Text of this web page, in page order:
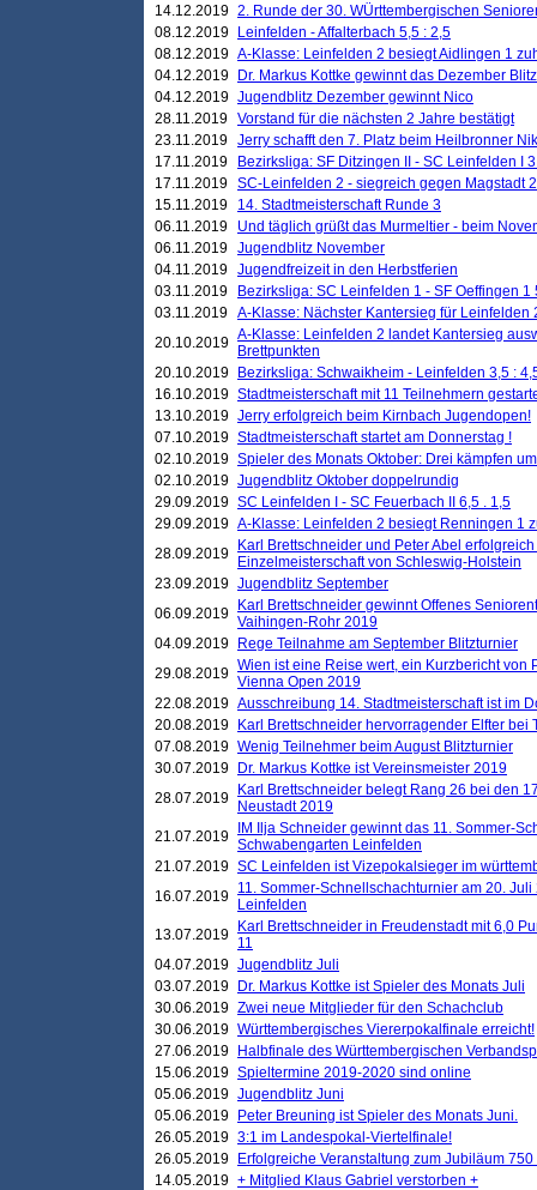
14.12.2019 2. Runde der 30. WÜrttembergischen
08.12.2019
Leinfelden - Affalterbach 5,5 : 2,5
08.12.2019 A-Klasse: Leinfelden 2 besiegt Aidlingen 1
04.12.2019
Dr. Markus Kottke gewinnt das Dezember
04.12.2019 Jugendblitz Dezember gewinnt Nico
28.11.2019 Vorstand für die nächsten 2 Jahre bestätigt
23.11.2019 Jerry schafft den 7. Platz beim Heilbronner
17.11.2019
Bezirksliga: SF Ditzingen II - SC Leinfelden I
17.11.2019 SC-Leinfelden 2 - siegreich gegen Magstadt 2
15.11.2019
14. Stadtmeisterschaft Runde 3
06.11.2019
Und täglich grüßt das Murmeltier - beim
06.11.2019 Jugendblitz November
04.11.2019 Jugendfreizeit in den Herbstferien
03.11.2019
Bezirksliga: SC Leinfelden 1 - SF Oeffingen 1
03.11.2019 A-Klasse: Nächster Kantersieg für Leinfelden
20.10.2019 A-Klasse: Leinfelden 2 landet Kantersieg
Brettpunkten
20.10.2019
Bezirksliga: Schwaikheim - Leinfelden 3,5 :
16.10.2019 Stadtmeisterschaft mit 11 Teilnehmern
13.10.2019 Jerry erfolgreich beim Kirnbach Jugendopen!
07.10.2019 Stadtmeisterschaft startet am Donnerstag !
02.10.2019 Spieler des Monats Oktober: Drei kämpfen
02.10.2019 Jugendblitz Oktober doppelrundig
29.09.2019 SC Leinfelden I - SC Feuerbach II 6,5 . 1,5
29.09.2019 A-Klasse: Leinfelden 2 besiegt Renningen 1
28.09.2019
Karl Brettschneider und Peter Abel
Einzelmeisterschaft von Schleswig-Holstein
23.09.2019 Jugendblitz September
06.09.2019
Karl Brettschneider gewinnt Offenes
Vaihingen-Rohr 2019
04.09.2019
Rege Teilnahme am September Blitzturnier
29.08.2019 Wien ist eine Reise wert, ein Kurzbericht von
Vienna Open 2019
22.08.2019 Ausschreibung 14. Stadtmeisterschaft ist im
20.08.2019
Karl Brettschneider hervorragender Elfter bei
07.08.2019 Wenig Teilnehmer beim August Blitzturnier
30.07.2019
Dr. Markus Kottke ist Vereinsmeister 2019
28.07.2019
Karl Brettschneider belegt Rang 26 bei den
Neustadt 2019
21.07.2019
IM Ilja Schneider gewinnt das 11. Sommer-
Schwabengarten Leinfelden
21.07.2019 SC Leinfelden ist Vizepokalsieger im
16.07.2019 11. Sommer-Schnellschachturnier am 20.
Leinfelden
13.07.2019
Karl Brettschneider in Freudenstadt mit 6,0
11
04.07.2019 Jugendblitz Juli
03.07.2019
Dr. Markus Kottke ist Spieler des Monats Juli
30.06.2019 Zwei neue Mitglieder für den Schachclub
30.06.2019 Württembergisches Viererpokalfinale erreicht!
27.06.2019
Halbfinale des Württembergischen
15.06.2019 Spieltermine 2019-2020 sind online
05.06.2019 Jugendblitz Juni
05.06.2019
Peter Breuning ist Spieler des Monats Juni.
26.05.2019 3:1 im Landespokal-Viertelfinale!
26.05.2019
Erfolgreiche Veranstaltung zum Jubiläum
14.05.2019 + Mitglied Klaus Gabriel verstorben +